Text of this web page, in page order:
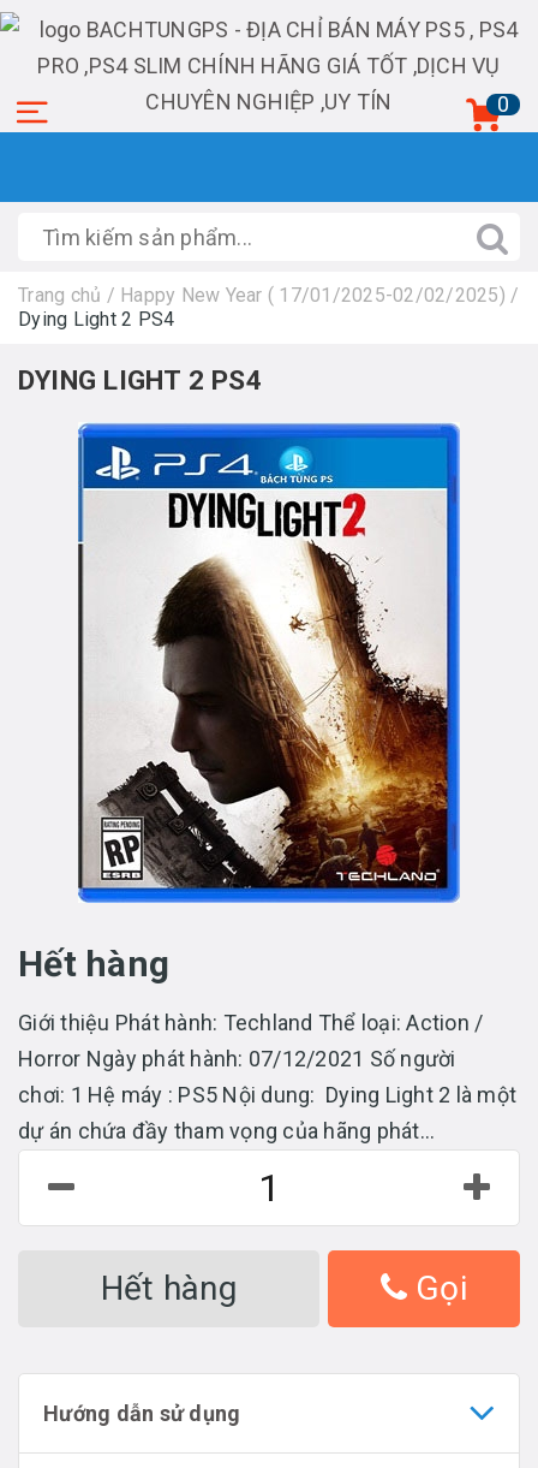
0
Trang chủ / Happy New Year ( 17/01/2025-02/02/2025) /
Dying Light 2 PS4
DYING LIGHT 2 PS4
Hết hàng
Giới thiệu Phát hành: Techland Thể loại: Action /
Horror Ngày phát hành: 07/12/2021 Số người
chơi: 1 Hệ máy : PS5 Nội dung: Dying Light 2 là một
dự án chứa đầy tham vọng của hãng phát...
Hết hàng Gọi
Hướng dẫn sử dụng